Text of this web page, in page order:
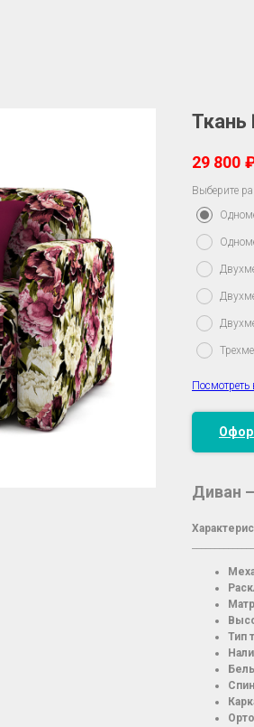
29 800
Выберите
Посмотреть
Диван
Тип